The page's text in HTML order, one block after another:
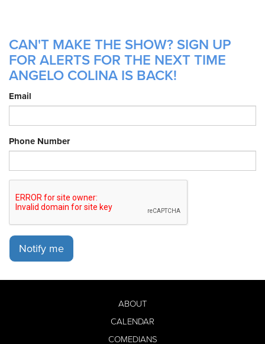
CAN'T MAKE THE SHOW? SIGN UP
FOR ALERTS FOR THE NEXT TIME
ANGELO COLINA IS BACK!
Email
Phone Number
Notify me
ABOUT
CALENDAR
COMEDIANS